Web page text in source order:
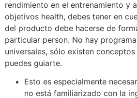
rendimiento en el entrenamiento y
objetivos health, debes tener en
del producto debe hacerse de
particular person. No hay
universales, sólo existen
puedes guiarte.
Esto es especialmente
no está familiarizado con la